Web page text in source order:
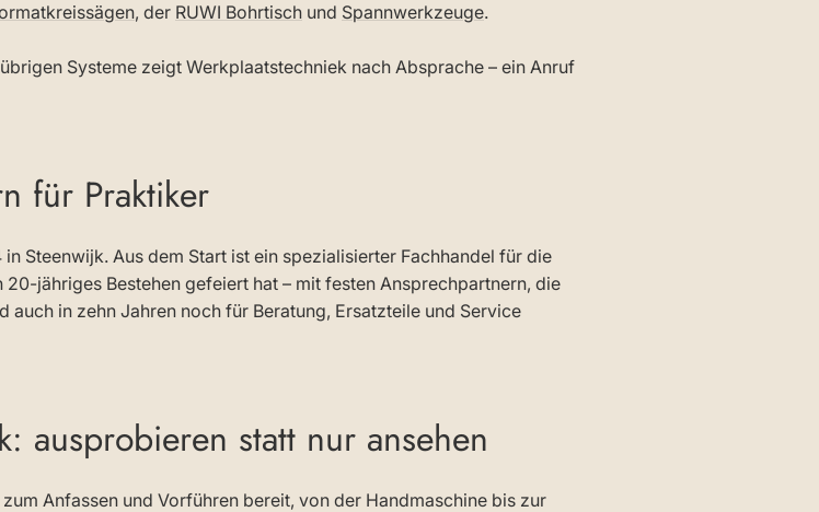
, der RUWI Bohrtisch und Spannwerkzeuge.
Systeme zeigt Werkplaatstechniek nach Absprache – ein Anruf
für Praktiker
Steenwijk. Aus dem Start ist ein spezialisierter Fachhandel für die
jähriges Bestehen gefeiert hat – mit festen Ansprechpartnern, die
in zehn Jahren noch für Beratung, Ersatzteile und Service
ausprobieren statt nur ansehen
Anfassen und Vorführen bereit, von der Handmaschine bis zur